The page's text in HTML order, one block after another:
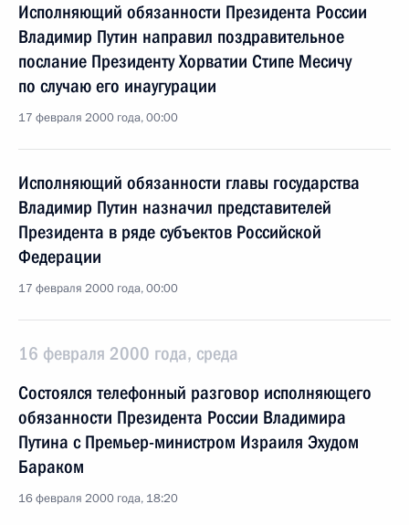
Исполняющий обязанности Президента России
Владимир Путин направил поздравительное
послание Президенту Хорватии Стипе Месичу
по случаю его инаугурации
17 февраля 2000 года, 00:00
Исполняющий обязанности главы государства
Владимир Путин назначил представителей
Президента в ряде субъектов Российской
Федерации
17 февраля 2000 года, 00:00
16 февраля 2000 года, среда
Состоялся телефонный разговор исполняющего
обязанности Президента России Владимира
Путина с Премьер-министром Израиля Эхудом
Бараком
16 февраля 2000 года, 18:20